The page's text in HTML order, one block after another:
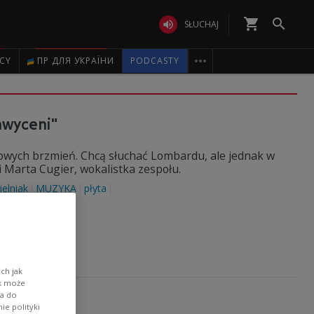
 SŁUCHAJ shopping_cart 
ПР ДЛЯ УКРАЇНИ PODCASTY 
brzmień. Chcą słuchać Lombardu, ale jednak w
Cugier, wokalistka zespołu.
MUZYKA płyta
jak
może
do
polityki